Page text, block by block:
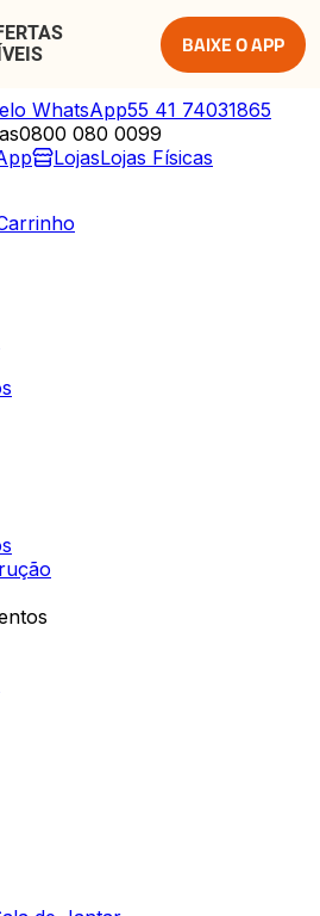
BAIXE O APP
WhatsApp55 41 74031865
0800 080 0099
LojasLojas Físicas